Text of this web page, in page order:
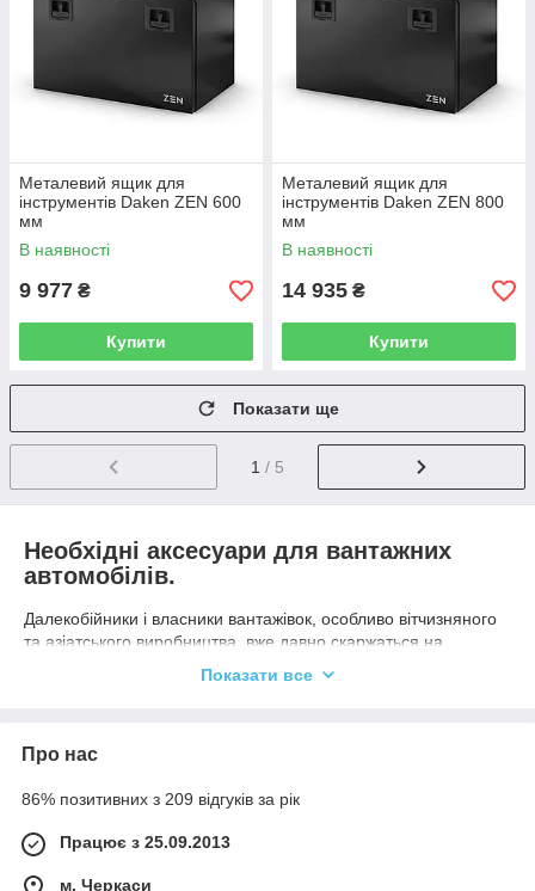
Металевий ящик для
інструментів Daken ZEN 600
мм
В наявності
9 977 ₴
Купити
Металевий ящик для
інструментів Daken ZEN 800
мм
В наявності
14 935 ₴
Купити
Показати ще
1 / 5
Необхідні аксесуари для вантажних
автомобілів.
Далекобійники і власники вантажівок, особливо вітчизняного
та азіатського виробництва, вже давно скаржаться на
такі необхідні компоненти як інструментальні ящики для
індивідуально для свого автомобіля. Але таке рішення не
ввіреними їм транспортом власники дозволяють далеко не
завжди. Їм на допомогу приходять виробники автомобільної
фурнітури та аксесуарів.
Компанія «Комтранс 2005» ― ексклюзивний представник
Показати все
Про нас
86% позитивних з 209 відгуків за рік
Працює з 25.09.2013
м. Черкаси